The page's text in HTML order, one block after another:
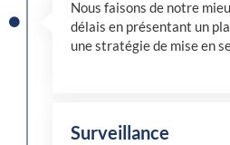
Nous faisons de notre
délais en présentant un
une stratégie de mise en
Surveillance